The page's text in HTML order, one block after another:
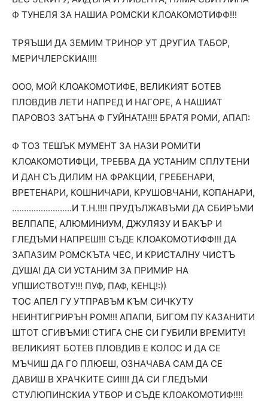
Ф ТУНЕЛЯ ЗА НАШИА РОМСКИ КЛОАКОМОТИФФ!!!
ТРЯЪШИ ДА ЗЕМИМ ТРИНОР УТ ДРУГИА ТАБОР,
МЕРИЧЛЕРСКИА!!!!
ООО, МОЙ КЛОАКОМОТИФЕ, ВЕЛИКИЯТ БОТЕВ
ПЛОВДИВ ЛЕТИ НАПРЕД И НАГОРЕ, А НАШИАТ
ПАРОВОЗ ЗАТЪНА Ф ГУЙНАТА!!!! БРАТЯ РОМИ, АПАП:
Ф ТОЗ ТЕШЪК МУМЕНТ ЗА НАЗИ РОМИТИ
КЛОАКОМОТИФЦИ, ТРЕБВА ДА УСТАНИМ СПЛУТЕНИ
И ДАН СЪ ДИЛИМ НА ФРАКЦИИ, ГРЕБЕНАРИ,
ВРЕТЕНАРИ, КОШНИЧАРИ, КРУШОВЧАНИ, КОПАНАРИ,
…………………….И Т.Н.!!!! ПРУДЪЛЖАВЪМИ ДА СБИРЪМИ
ВЕЛПАПЕ, АЛЮМИНИУМ, ДЖУЛЯЗУ И БАКЪР И
ГЛЕДЪМИ НАПРЕШ!!! СЪДЕ КЛОАКОМОТИФФ!!! ДА
ЗАПАЗИМ РОМСКЪТА ЧЕС, И КРИСТАЛНУ ЧИСТЪ
ДУША! ДА СИ УСТАНИМ ЗА ПРИМИР НА
УПШИСТВОТУ!!! ПУФ, ПАФ, КЕНЦ!:))
ТОС АПЕЛ ГУ УТПРАВЪМ КЪМ СИЧКУТУ
НЕИНТИГРИРЪН РОМ!!! АПАПИ, БИГОМ ПУ КАЗАНИТИ
ШТОТ СГИВЪМИ! СТИГА СНЕ СИ ГУБИЛИ ВРЕМИТУ!
ВЕЛИКИЯТ БОТЕВ ПЛОВДИВ Е КОЛОС И ДА СЕ
МЪЧИШ ДА ГО ПЛЮЕШ, ОЗНАЧАВА САМ ДА СЕ
ДАВИШ В ХРАЧКИТЕ СИ!!!! ДА СИ ГЛЕДЪМИ
СТУЛЮПИНСКИА УТБОР И СЪДЕ КЛОАКОМОТИФ!!!!